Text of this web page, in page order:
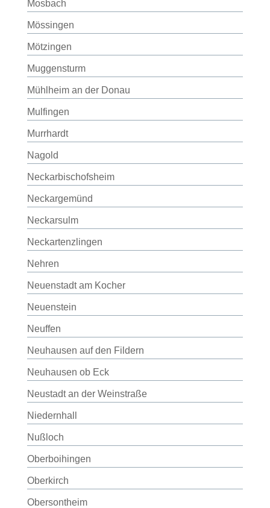
Mosbach
Mössingen
Mötzingen
Muggensturm
Mühlheim an der Donau
Mulfingen
Murrhardt
Nagold
Neckarbischofsheim
Neckargemünd
Neckarsulm
Neckartenzlingen
Nehren
Neuenstadt am Kocher
Neuenstein
Neuffen
Neuhausen auf den Fildern
Neuhausen ob Eck
Neustadt an der Weinstraße
Niedernhall
Nußloch
Oberboihingen
Oberkirch
Obersontheim